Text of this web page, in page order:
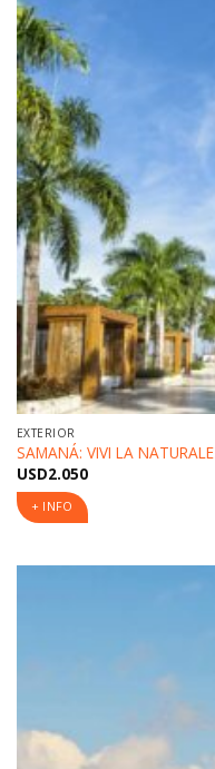
EXTERIOR
SAMANÁ: VIVI LA
USD2.050
+ INFO